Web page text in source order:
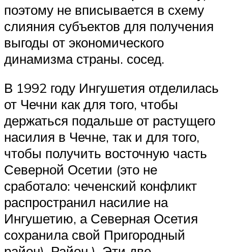
поэтому не вписывается в схему
слияния субъектов для получения
выгоды от экономического
динамизма страны. сосед.
В 1992 году Ингушетия отделилась
от Чечни как для того, чтобы
держаться подальше от растущего
насилия в Чечне, так и для того,
чтобы получить восточную часть
Северной Осетии (это не
сработало: чеченский конфликт
распространил насилие на
Ингушетию, а Северная Осетия
сохранила свой Пригородный